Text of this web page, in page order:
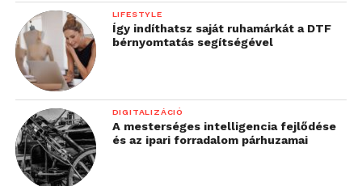
LIFESTYLE
Így indíthatsz saját ruhamárkát a DTF
bérnyomtatás segítségével
DIGITALIZÁCIÓ
A mesterséges intelligencia fejlődése
és az ipari forradalom párhuzamai